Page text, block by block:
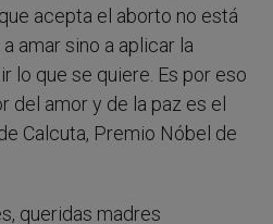
acepta el aborto no está
amar sino a aplicar la
lo que se quiere. Es por eso
del amor y de la paz es el
Calcuta, Premio Nóbel de
queridas madres